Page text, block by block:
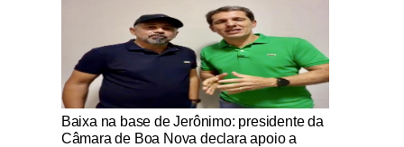
Notícias Católicas
Baixa na base de Jerônimo: presidente da
Câmara de Boa Nova declara apoio a